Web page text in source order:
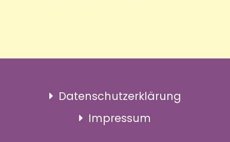
Datenschutzerklärung
Impressum